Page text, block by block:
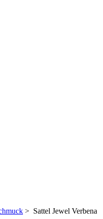
> Sattel Jewel Verbena